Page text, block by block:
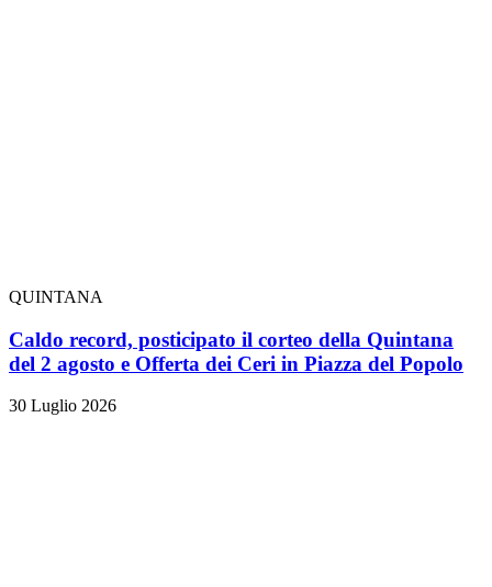
QUINTANA
Caldo record, posticipato il corteo della Quintana
del 2 agosto e Offerta dei Ceri in Piazza del Popolo
30 Luglio 2026